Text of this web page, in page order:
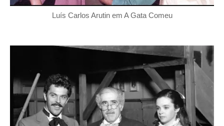
Luís Carlos Arutin em A Gata Comeu